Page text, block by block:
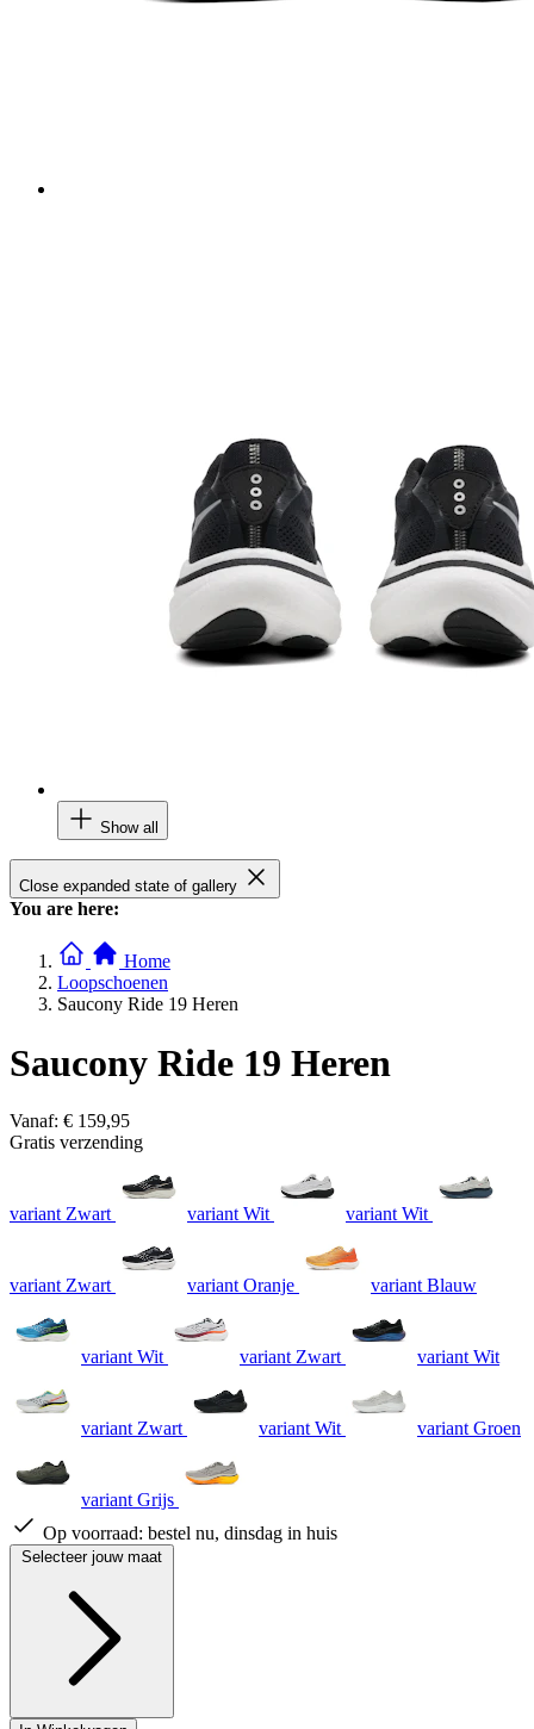
Show all
Close expanded state of gallery
You are here:
Home
Loopschoenen
Saucony Ride 19 Heren
Saucony Ride 19 Heren
Vanaf: € 159,95
Gratis verzending
variant Zwart variant Wit variant Wit
variant Zwart variant Oranje variant Blauw
variant Wit variant Zwart variant Wit
variant Zwart variant Wit variant Groen
variant Grijs
Op voorraad: bestel nu, dinsdag in huis
Selecteer jouw maat